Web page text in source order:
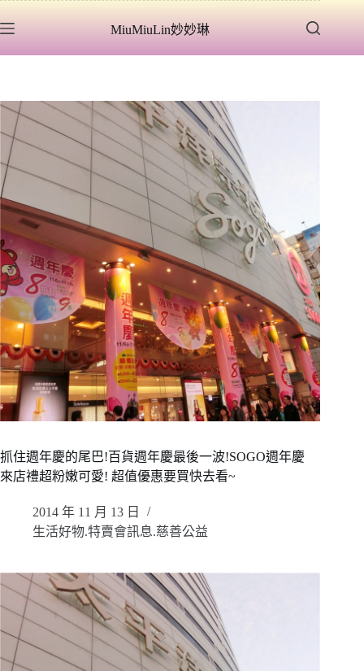
至
容
MiuMiuLin妙妙琳
抓住週年慶的尾巴!百貨週年慶最後一波!SOGO週年慶
來店禮超粉嫩可愛! 超值優惠要買快去看~
2014 年 11 月 13 日
生活好物.特賣會訊息.慈善公益